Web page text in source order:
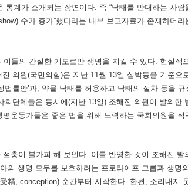
계가 소개되는 장면이다. 즉 “낙태를 반대하는 사
수가 증가”했다라는 내부 보고자료가 존재하더
들의 간절한 기도로만 생명을 지킬 수 있다. 현실적
의원(국민의힘)은 지난 11월 13일 심박동을 기준으
률안’과, 약물 낙태를 허용하고 낙태의 절차 등을 규
단체들은 동시에(지난 13일) 조해진 의원이 발의한
운동가들은 좋은 법을 위해 노력하는 국회의원을 적
충이 불가피 해 보인다. 이를 반영한 것이 조해진 발
의 생명 모두를 보호하려는 프로라이프 그룹과 생명
精, conception) 순간부터 시작한다. 한편, 소리내지